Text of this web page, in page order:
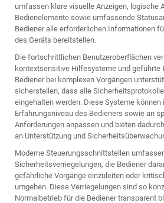
umfassen klare visuelle Anzeigen, logische
Bedienelemente sowie umfassende
Bediener alle erforderlichen Informationen
des Geräts bereitstellen.
Die fortschrittlichen Benutzeroberflächen
kontextsensitive Hilfesysteme und geführte
Bediener bei komplexen Vorgängen
sicherstellen, dass alle
eingehalten werden. Diese Systeme können
Erfahrungsniveau des Bedieners sowie an
Anforderungen anpassen und bieten
an Unterstützung und
Moderne Steuerungsschnittstellen
Sicherheitsverriegelungen, die Bediener
gefährliche Vorgänge einzuleiten oder
umgehen. Diese Verriegelungen sind so
Normalbetrieb für die Bediener transparent